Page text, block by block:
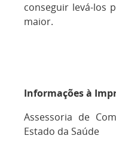
conseguir levá-los
maior.
Informações à
Assessoria de
Estado da Saúde